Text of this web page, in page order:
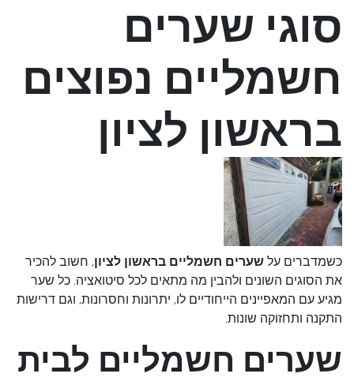
סוגי שערים
חשמליים נפוצים
בראשון לציון
כשמדברים על שערים חשמליים בראשון לציון, חשוב להכיר
את הסוגים השונים ולהבין מה מתאים לכל סיטואציה. כל שער
מגיע עם המאפיינים הייחודיים לו, יתרונות וחסרונות, וגם דרישות
התקנה ותחזוקה שונות.
שערים חשמליים לבית